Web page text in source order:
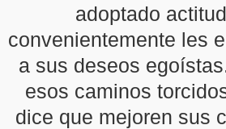
adoptado
convenientemente les
a sus deseos
esos caminos
dice que mejoren sus